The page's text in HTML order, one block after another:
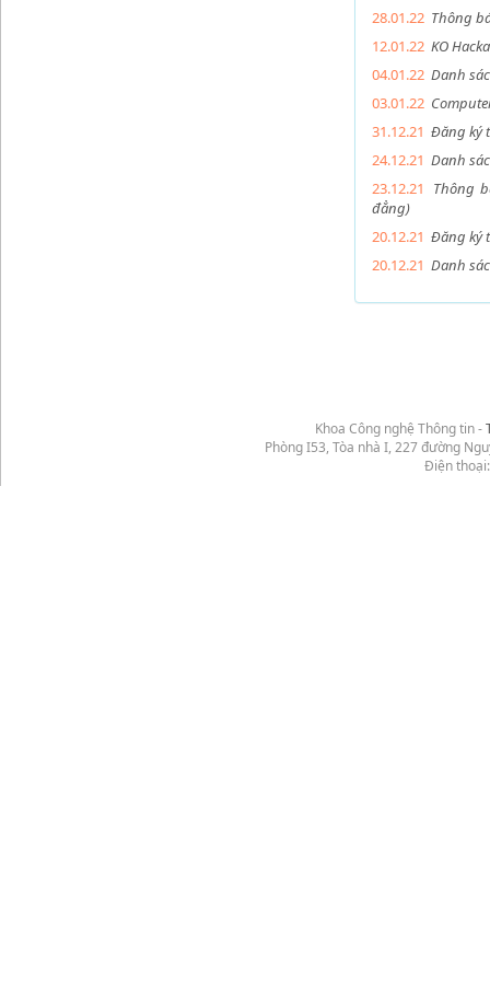
28.01.22 Thông
12.01.22 KO
04.01.22 Danh
03.01.22
31.12.21 Đăng ký
24.12.21 Danh
23.12.21
Thông
đẳng)
20.12.21 Đăng ký
20.12.21 Danh
Khoa Công nghệ Thông tin -
Phòng I53, Tòa nhà I, 227 đường
Điện